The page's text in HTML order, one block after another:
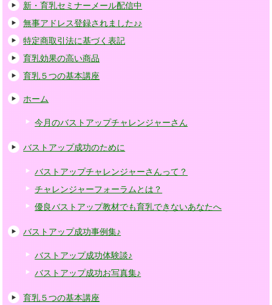
新・育乳セミナーメール配信中
無事アドレス登録されました♪♪
特定商取引法に基づく表記
育乳効果の高い商品
育乳５つの基本講座
ホーム
今月のバストアップチャレンジャーさん
バストアップ成功のために
バストアップチャレンジャーさんって？
チャレンジャーフォーラムとは？
優良バストアップ教材でも育乳できないあなたへ
バストアップ成功事例集♪
バストアップ成功体験談♪
バストアップ成功お写真集♪
育乳５つの基本講座